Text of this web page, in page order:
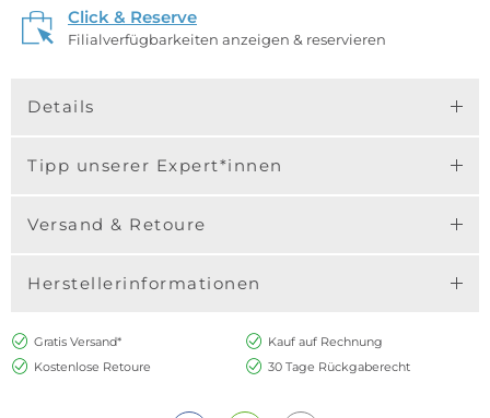
Click & Reserve
Filialverfügbarkeiten anzeigen & reservieren
Details
Tipp unserer Expert*innen
Versand & Retoure
Herstellerinformationen
Gratis Versand*
Kauf auf Rechnung
Kostenlose Retoure
30 Tage Rückgaberecht